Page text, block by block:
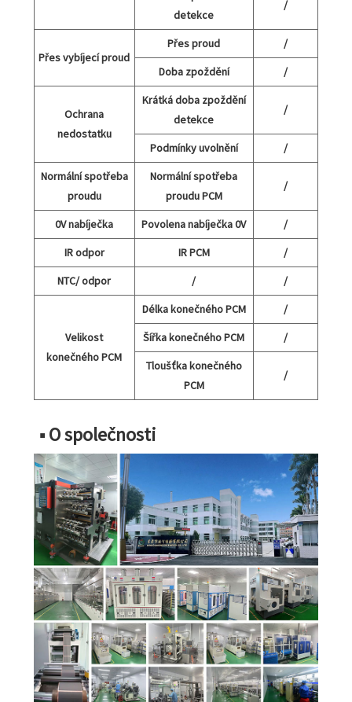
detekce
/
Přes vybíjecí proud
Přes proud
/
Doba zpoždění
/
Ochrana
nedostatku
Krátká doba zpoždění
detekce
/
Podmínky uvolnění
/
Normální spotřeba
proudu
Normální spotřeba
proudu PCM
/
0V nabíječka Povolena nabíječka 0V
/
IR odpor
IR PCM
/
NTC/ odpor
/ /
Velikost
konečného PCM
Délka konečného PCM
/
Šířka konečného PCM
/
Tloušťka konečného
PCM
/
■ O společnosti